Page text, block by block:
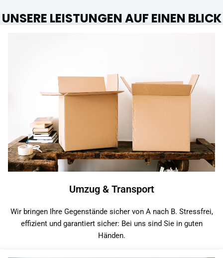
UNSERE LEISTUNGEN AUF EINEN BLICK
Umzug & Transport
Wir bringen Ihre Gegenstände sicher von A nach B. Stressfrei,
effizient und garantiert sicher: Bei uns sind Sie in guten
Händen.